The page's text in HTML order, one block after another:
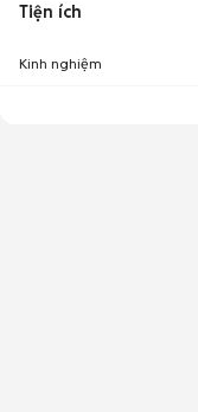
Tiện ích
Kinh nghiệm